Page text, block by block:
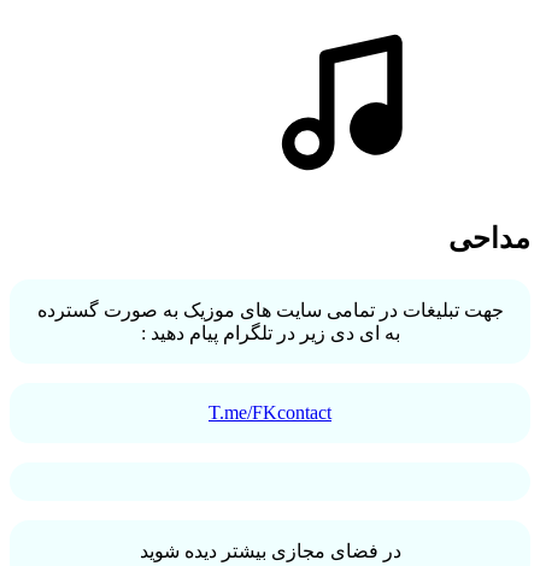
مداحی
جهت تبلیغات در تمامی سایت های موزیک به صورت گسترده
به ای دی زیر در تلگرام پیام دهید :
T.me/FKcontact
در فضای مجازی بیشتر دیده شوید